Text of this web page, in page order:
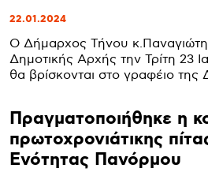
22.01.2024
Ο Δήμαρχος Τήνου
Δημοτικής Αρχής την Τρίτη 23
θα βρίσκονται στο γραφέιο της
Πραγματοποιήθηκε η
πρωτοχρονιάτικης
Ενότητας Πανόρμου